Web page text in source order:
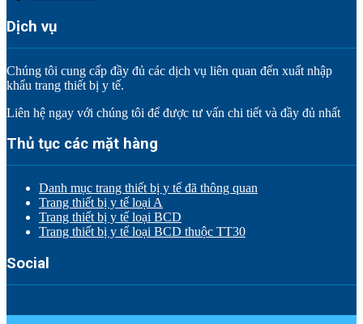
Dịch vụ
Chúng tôi cung cấp đầy đủ các dịch vụ liên quan đến xuất nhập
khẩu trang thiết bị y tế.
Liên hệ ngay với chúng tôi để được tư vấn chi tiết và đầy đủ nhất
Thủ tục các mặt hàng
Danh mục trang thiết bị y tế đã thông quan
Trang thiết bị y tế loại A
Trang thiết bị y tế loại BCD
Trang thiết bị y tế loại BCD thuộc TT30
Social